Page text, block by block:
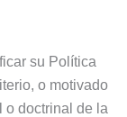
su Política
o motivado
o doctrinal de la